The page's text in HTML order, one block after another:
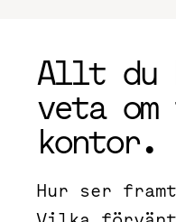
Allt du
veta
kontor.
Hur ser